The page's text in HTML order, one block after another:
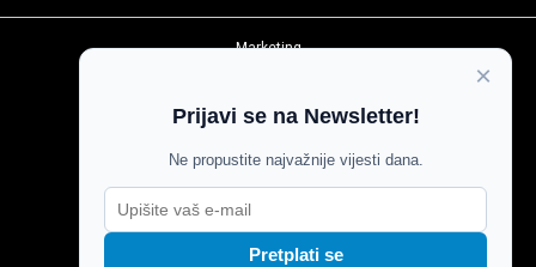
Marketing
Impressum
Pravila komentiranja
Agroglas
×
Prijavi se na Newsletter!
Ne propustite najvažnije vijesti dana.
Pretplati se